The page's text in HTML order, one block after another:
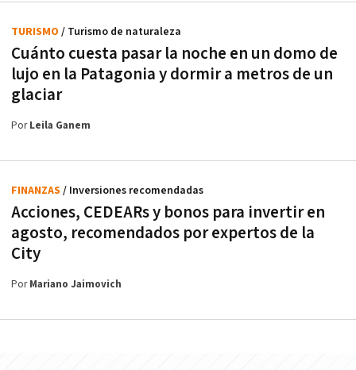
Cuánto cuesta pasar la noche en un domo de
lujo en la Patagonia y dormir a metros de un
glaciar
TURISMO / Turismo de naturaleza
PorLeila Ganem
Acciones, CEDEARs y bonos para invertir en
agosto, recomendados por expertos de la
City
FINANZAS / Inversiones recomendadas
PorMariano Jaimovich